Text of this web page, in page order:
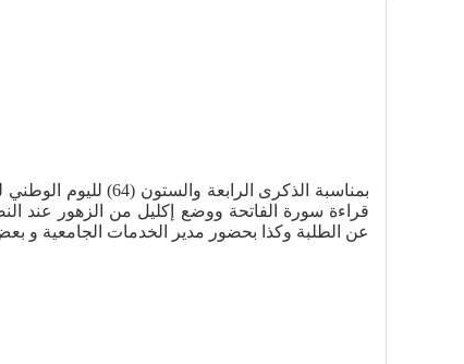
بمناسبة الذكرى
قراءة سورة الفاتحة ووضع إكليل من الزهور عند
عن الطلبة وكذا بحضور مدير الخدمات الجامعية و